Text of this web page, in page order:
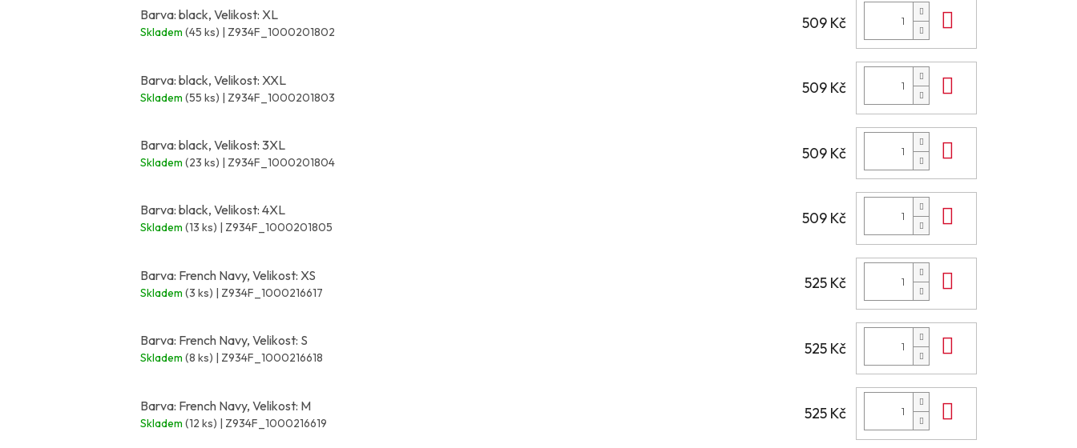
Barva: black, Velikost: XL
Skladem (45 ks) | Z934F_1000201802
509 Kč
Barva: black, Velikost: XXL
Skladem (55 ks) | Z934F_1000201803
509 Kč
Barva: black, Velikost: 3XL
Skladem (23 ks) | Z934F_1000201804
509 Kč
Barva: black, Velikost: 4XL
Skladem (13 ks) | Z934F_1000201805
509 Kč
Barva: French Navy, Velikost: XS
Skladem (3 ks) | Z934F_1000216617
525 Kč
Barva: French Navy, Velikost: S
Skladem (8 ks) | Z934F_1000216618
525 Kč
Barva: French Navy, Velikost: M
Skladem (12 ks) | Z934F_1000216619
525 Kč